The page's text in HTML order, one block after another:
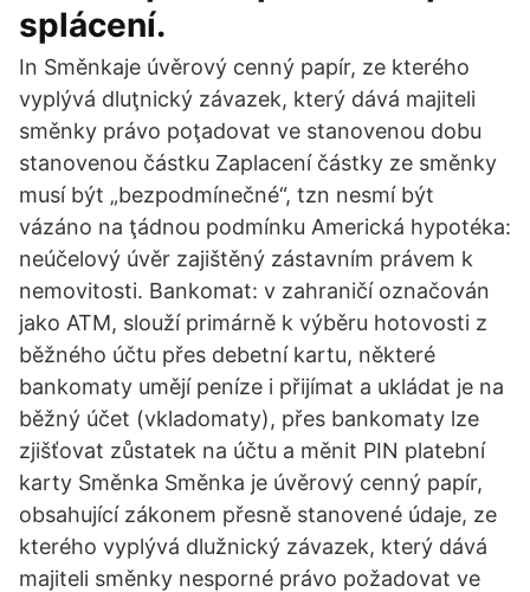
splácení.
In Směnkaje úvěrový cenný papír, ze kterého
vyplývá dluţnický závazek, který dává majiteli
směnky právo poţadovat ve stanovenou dobu
stanovenou částku Zaplacení částky ze směnky
musí být „bezpodmínečné“, tzn nesmí být
vázáno na ţádnou podmínku Americká hypotéka:
neúčelový úvěr zajištěný zástavním právem k
nemovitosti. Bankomat: v zahraničí označován
jako ATM, slouží primárně k výběru hotovosti z
běžného účtu přes debetní kartu, některé
bankomaty umějí peníze i přijímat a ukládat je na
běžný účet (vkladomaty), přes bankomaty lze
zjišťovat zůstatek na účtu a měnit PIN platební
karty Směnka Směnka je úvěrový cenný papír,
obsahující zákonem přesně stanovené údaje, ze
kterého vyplývá dlužnický závazek, který dává
majiteli směnky nesporné právo požadovat ve